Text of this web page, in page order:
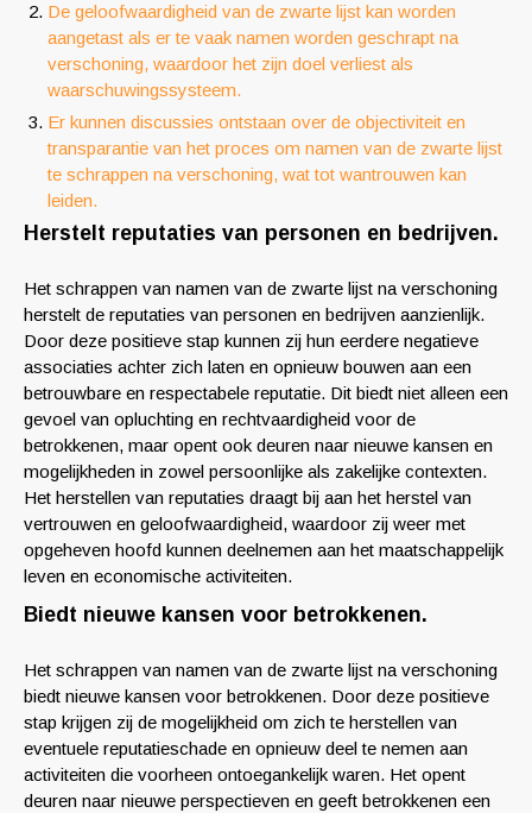
De geloofwaardigheid van de zwarte lijst kan worden
aangetast als er te vaak namen worden geschrapt na
verschoning, waardoor het zijn doel verliest als
waarschuwingssysteem.
Er kunnen discussies ontstaan over de objectiviteit en
transparantie van het proces om namen van de zwarte lijst
te schrappen na verschoning, wat tot wantrouwen kan
leiden.
Herstelt reputaties van personen en bedrijven.
Het schrappen van namen van de zwarte lijst na verschoning
herstelt de reputaties van personen en bedrijven aanzienlijk.
Door deze positieve stap kunnen zij hun eerdere negatieve
associaties achter zich laten en opnieuw bouwen aan een
betrouwbare en respectabele reputatie. Dit biedt niet alleen een
gevoel van opluchting en rechtvaardigheid voor de
betrokkenen, maar opent ook deuren naar nieuwe kansen en
mogelijkheden in zowel persoonlijke als zakelijke contexten.
Het herstellen van reputaties draagt bij aan het herstel van
vertrouwen en geloofwaardigheid, waardoor zij weer met
opgeheven hoofd kunnen deelnemen aan het maatschappelijk
leven en economische activiteiten.
Biedt nieuwe kansen voor betrokkenen.
Het schrappen van namen van de zwarte lijst na verschoning
biedt nieuwe kansen voor betrokkenen. Door deze positieve
stap krijgen zij de mogelijkheid om zich te herstellen van
eventuele reputatieschade en opnieuw deel te nemen aan
activiteiten die voorheen ontoegankelijk waren. Het opent
deuren naar nieuwe perspectieven en geeft betrokkenen een